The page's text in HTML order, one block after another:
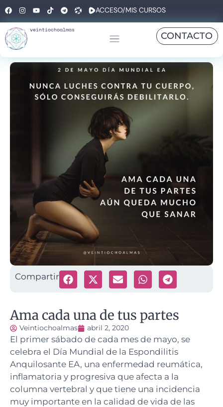
ACCESO/MIS CURSOS
veintiochoalmas
CONTACTO
Compartir
Ama cada una de tus partes
Veintiochoalmas abril 2, 2020
El primer sábado de cada mes de mayo, se
celebra el Día Mundial de la Espondilitis
Anquilosante EA, una enfermedad reumática,
inflamatoria y progresiva que afecta a la
columna vertebral y que tiene una incidencia
muy importante en la calidad de vida de las